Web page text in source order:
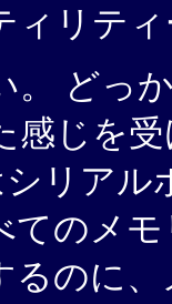
ィリテ
どっ
感じを
シリア
てのメ
るのに